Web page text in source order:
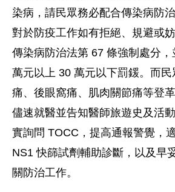
染病，請民眾務必配合傳染病防
對於防疫工作如有拒絕、規避或
傳染病防治法第 67 條強制處分
萬元以上 30 萬元以下罰鍰。而
痛、後眼窩痛、肌肉關節痛等登
儘速就醫並告知醫師旅遊史及活
實詢問 TOCC，提高通報警覺，
NS1 快篩試劑輔助診斷，以及早
關防治工作。